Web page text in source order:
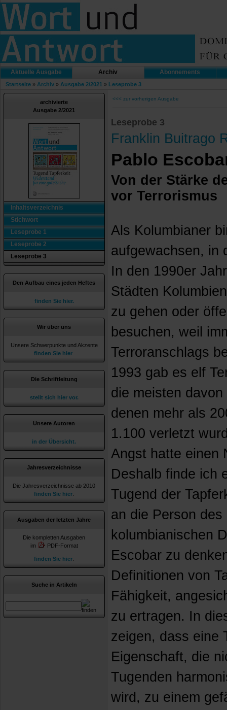
Aktuelle Ausgabe Archiv Abonnements
Startseite » Archiv » Ausgabe 2/2021 » Leseprobe 3
archivierte
Ausgabe 2/2021
Inhaltsverzeichnis
Stichwort
Leseprobe 1
Leseprobe 2
Leseprobe 3
Den Aufbau eines jeden Heftes
finden Sie hier.
Wir über uns
Unsere Schwerpunkte und Akzente
finden Sie hier
Die Schriftleitung
stellt sich hier vor.
Unsere Autoren
in der Übersicht.
Jahresverzeichnisse
Die Jahresverzeichnisse ab 2010
finden Sie hier
Ausgaben der letzten Jahre
Die kompletten Ausgaben
im
PDF-Format
finden Sie hier
Suche in Artikeln
<<< zur vorherigen Ausgabe
Leseprobe 3
Franklin Buitrago
Pablo
Von der Stärke
vor Terrorismus
Als Kolumbianer
aufgewachsen, in
In den 1990er
Städten
zu gehen oder
besuchen, weil
Terroranschlags
1993 gab es elf
die meisten
denen mehr als
1.100 verletzt
Angst hatte einen
Deshalb finde ich
Tugend der
an die Person des
kolumbianischen
Escobar zu
Definitionen von
Fähigkeit,
zu ertragen. In
zeigen, dass eine
Eigenschaft, die
Tugenden
wird, zu einem